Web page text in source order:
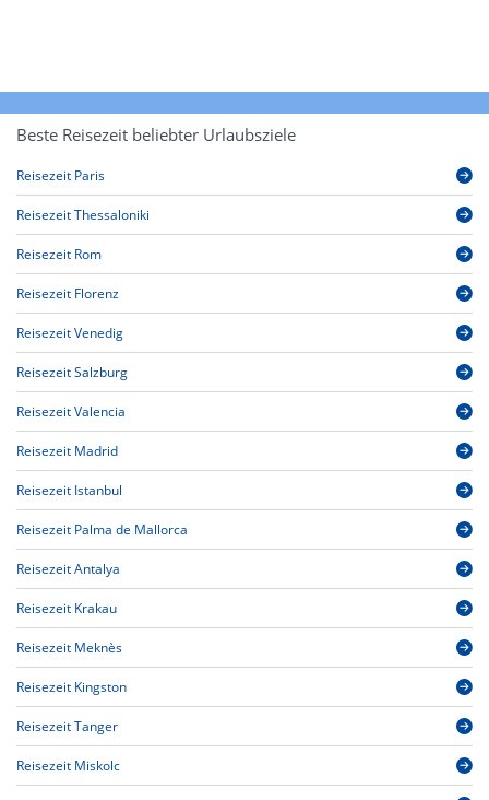
Beste Reisezeit beliebter Urlaubsziele
Reisezeit Paris
Reisezeit Thessaloniki
Reisezeit Rom
Reisezeit Florenz
Reisezeit Venedig
Reisezeit Salzburg
Reisezeit Valencia
Reisezeit Madrid
Reisezeit Istanbul
Reisezeit Palma de Mallorca
Reisezeit Antalya
Reisezeit Krakau
Reisezeit Meknès
Reisezeit Kingston
Reisezeit Tanger
Reisezeit Miskolc